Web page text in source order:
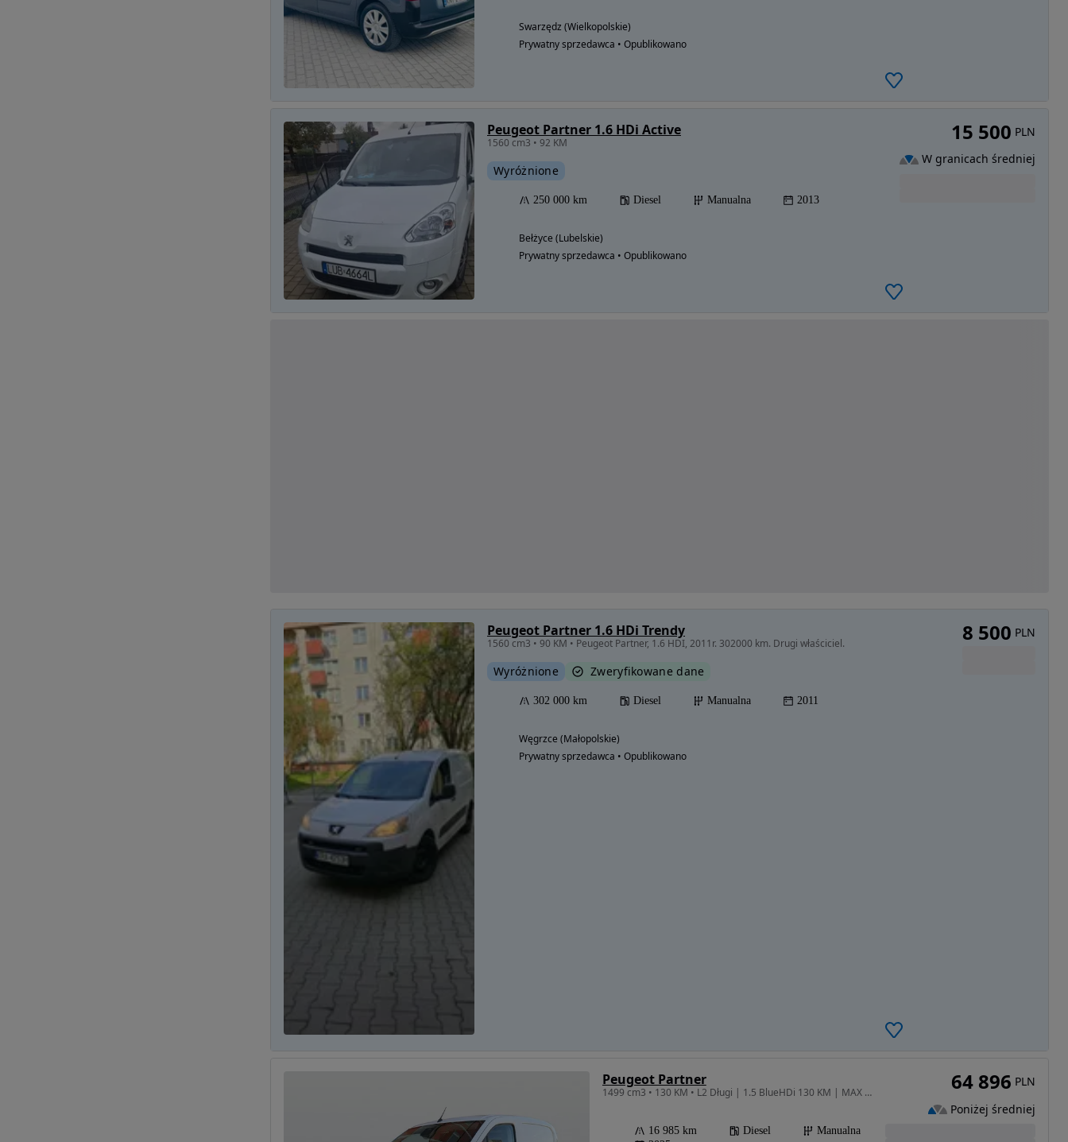
Swarzędz (Wielkopolskie)
Prywatny sprzedawca • Opublikowano
Peugeot Partner 1.6 HDi Active
1560 cm3 • 92 KM
Wyróżnione
250 000 km Diesel Manualna 2013
Bełżyce (Lubelskie)
Prywatny sprzedawca • Opublikowano
15 500 PLN
W granicach średniej
Peugeot Partner 1.6 HDi Trendy
1560 cm3 • 90 KM • Peugeot Partner, 1.6 HDI, 2011r. 302000 km. Drugi właściciel.
Wyróżnione Zweryfikowane dane
302 000 km Diesel Manualna 2011
Węgrzce (Małopolskie)
Prywatny sprzedawca • Opublikowano
8 500 PLN
Peugeot Partner
1499 cm3 • 130 KM • L2 Długi | 1.5 BlueHDi 130 KM | MAX Wyposażenie
16 985 km Diesel
Manualna
64 896 PLN
Poniżej średniej